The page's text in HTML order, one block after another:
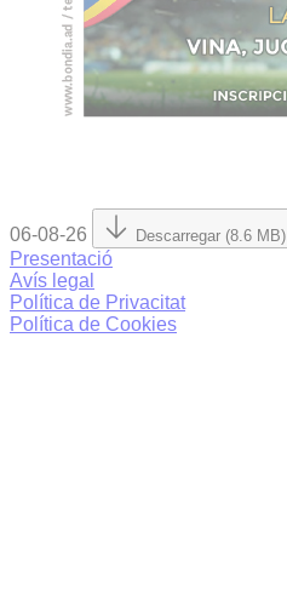
06-08-26 Descarregar (8.6 MB)
Presentació
Avís legal
Política de Privacitat
Política de Cookies